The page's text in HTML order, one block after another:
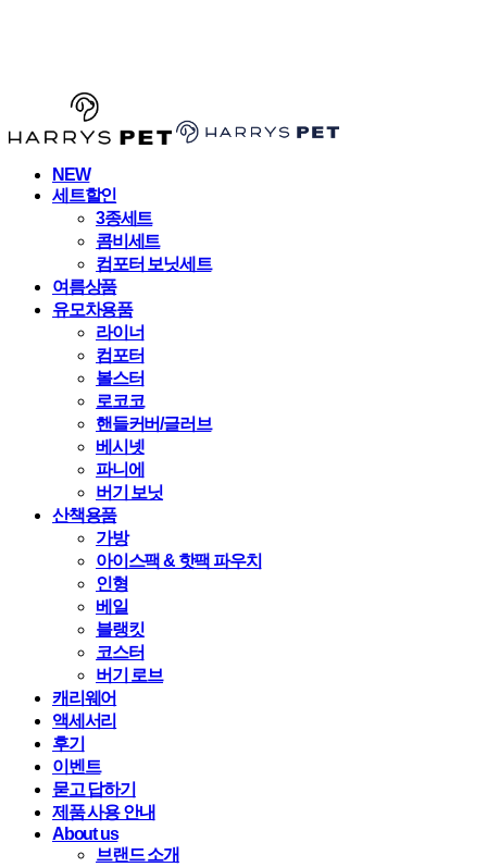
NEW
세트할인
3종세트
콤비세트
컴포터 보닛세트
여름상품
유모차용품
라이너
컴포터
볼스터
로코코
핸들커버/글러브
베시넷
파니에
버기 보닛
산책용품
가방
아이스팩 & 핫팩 파우치
인형
베일
블랭킷
코스터
버기 로브
캐리웨어
액세서리
후기
이벤트
묻고 답하기
제품 사용 안내
About us
브랜드 소개